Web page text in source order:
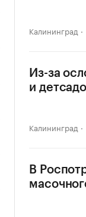
Калининград
Из-за
и
Калининград
В